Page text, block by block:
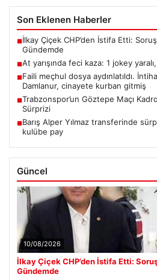
Son Eklenen Haberler
■İlkay Çiçek CHP’den İstifa Etti:
Gündemde
■At yarışında feci kaza: 1 jokey
■Faili meçhul dosya aydınlatıldı.
Damlanur, cinayete kurban gitmiş
■Trabzonspor’un Göztepe Maçı
Sürprizi
■Barış Alper Yılmaz transferinde
kulübe pay
Güncel
10/08/2026
İlkay Çiçek CHP’den İstifa Etti:
Gündemde